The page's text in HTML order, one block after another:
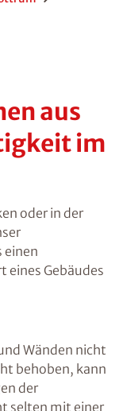
oder in
eines